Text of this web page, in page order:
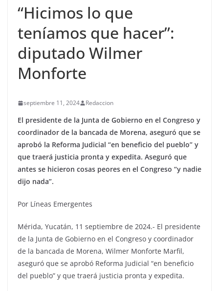
“Hicimos lo que
teníamos que hacer”:
diputado Wilmer
Monforte
septiembre 11, 2024 Redaccion
El presidente de la Junta de Gobierno en el Congreso y
coordinador de la bancada de Morena, aseguró que se
aprobó la Reforma Judicial “en beneficio del pueblo” y
que traerá justicia pronta y expedita. Aseguró que
antes se hicieron cosas peores en el Congreso “y nadie
dijo nada”.
Por Líneas Emergentes
Mérida, Yucatán, 11 septiembre de 2024.- El presidente
de la Junta de Gobierno en el Congreso y coordinador
de la bancada de Morena, Wilmer Monforte Marfil,
aseguró que se aprobó Reforma Judicial “en beneficio
del pueblo” y que traerá justicia pronta y expedita.